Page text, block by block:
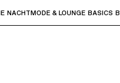
om submenu's te
NACHTMODE & LOUNGE BASICS